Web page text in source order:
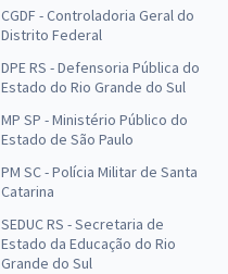
CGDF - Controladoria Geral do
Distrito Federal
DPE RS - Defensoria Pública do
Estado do Rio Grande do Sul
MP SP - Ministério Público do
Estado de São Paulo
PM SC - Polícia Militar de Santa
Catarina
SEDUC RS - Secretaria de
Estado da Educação do Rio
Grande do Sul